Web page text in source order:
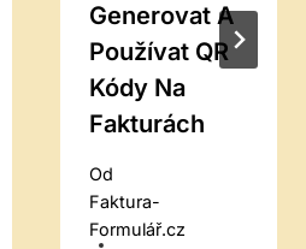
Generovat A
Používat QR
Kódy Na
Fakturách
Od
Faktura-
Formulář.cz